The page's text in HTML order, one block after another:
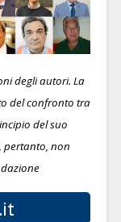
degli autori. La
del confronto tra
del suo
pertanto, non